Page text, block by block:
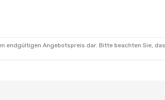
endgültigen Angebotspreis dar. Bitte beachten Sie,